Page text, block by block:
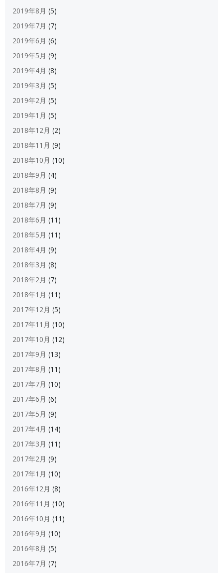
2019年8月 (5)
2019年7月 (7)
2019年6月 (6)
2019年5月 (9)
2019年4月 (8)
2019年3月 (5)
2019年2月 (5)
2019年1月 (5)
2018年12月 (2)
2018年11月 (9)
2018年10月 (10)
2018年9月 (4)
2018年8月 (9)
2018年7月 (9)
2018年6月 (11)
2018年5月 (11)
2018年4月 (9)
2018年3月 (8)
2018年2月 (7)
2018年1月 (11)
2017年12月 (5)
2017年11月 (10)
2017年10月 (12)
2017年9月 (13)
2017年8月 (11)
2017年7月 (10)
2017年6月 (6)
2017年5月 (9)
2017年4月 (14)
2017年3月 (11)
2017年2月 (9)
2017年1月 (10)
2016年12月 (8)
2016年11月 (10)
2016年10月 (11)
2016年9月 (10)
2016年8月 (5)
2016年7月 (7)